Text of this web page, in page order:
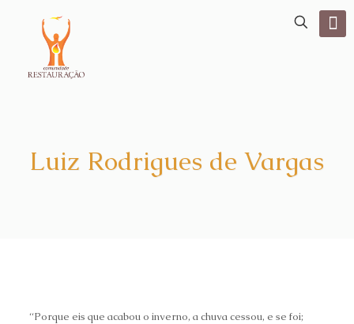
Luiz Rodrigues de Vargas
“Porque eis que acabou o inverno, a chuva cessou, e se foi;